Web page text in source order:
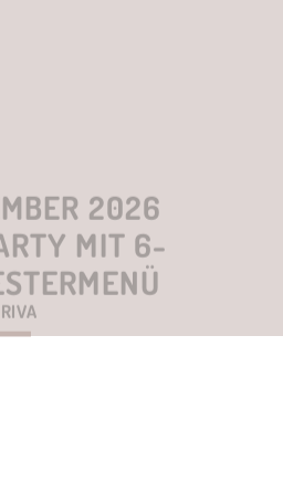
mit Silvester-
über das Hotel